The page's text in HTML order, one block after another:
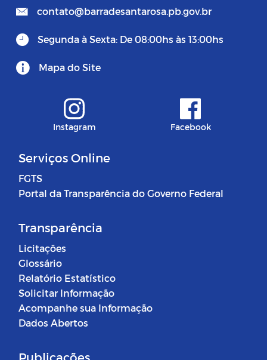
contato@barradesantarosa.pb.gov.br
Segunda à Sexta: De 08:00hs às 13:00hs
Mapa do Site
Instagram Facebook
Serviços Online
FGTS
Portal da Transparência do Governo Federal
Transparência
Licitações
Glossário
Relatório Estatístico
Solicitar Informação
Acompanhe sua Informação
Dados Abertos
Publicações